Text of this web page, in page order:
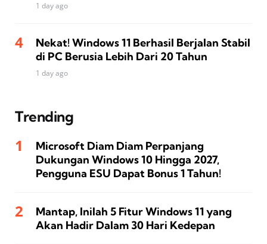
1 day ago
Nekat! Windows 11 Berhasil Berjalan Stabil
di PC Berusia Lebih Dari 20 Tahun
1 day ago
Trending
Microsoft Diam Diam Perpanjang
Dukungan Windows 10 Hingga 2027,
Pengguna ESU Dapat Bonus 1 Tahun!
Mantap, Inilah 5 Fitur Windows 11 yang
Akan Hadir Dalam 30 Hari Kedepan